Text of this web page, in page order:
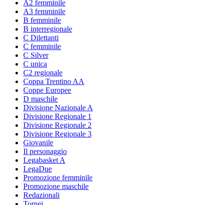
A2 femminile
A3 femminile
B femminile
B interregionale
C Dilettanti
C femminile
C Silver
C unica
C2 regionale
Coppa Trentino AA
Coppe Europee
D maschile
Divisione Nazionale A
Divisione Regionale 1
Divisione Regionale 2
Divisione Regionale 3
Giovanile
Il personaggio
Legabasket A
LegaDue
Promozione femminile
Promozione maschile
Redazionali